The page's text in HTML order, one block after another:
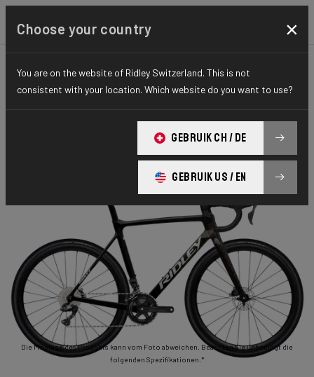
CYCLO-CROSS X-NIGHT ELITE SERIES
X-Night RS
X-Night RS GRX DI2 XRS01As(M)
Die Montage des Produkts kann vom Foto abweichen. Beachten Sie unbedingt die
folgenden Spezifikationen.*
Choose your country ×
You are on the website of Ridley Switzerland. This is not
consistent with your location. Which website do you want to use?
GEBRUIK CH / DE
GEBRUIK US / EN